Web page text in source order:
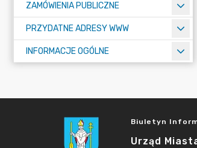
ZAMÓWIENIA PUBLICZNE
PRZYDATNE ADRESY WWW
INFORMACJE OGÓLNE
Biuletyn
Urząd